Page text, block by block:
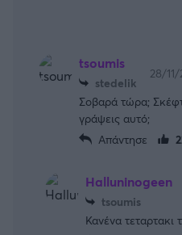
tsoumis
stedelik
28/
Σοβαρά τώρα;
γράψεις αυτό;
Απάντησε
Halluninogeen
tsoumis
Κανένα τεταρτακι